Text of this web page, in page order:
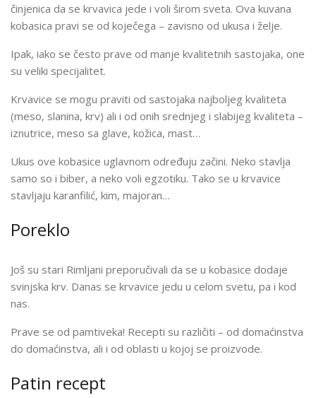
činjenica da se krvavica jede i voli širom sveta. Ova kuvana
kobasica pravi se od koječega – zavisno od ukusa i želje.
Ipak, iako se često prave od manje kvalitetnih sastojaka, one
su veliki specijalitet.
Krvavice se mogu praviti od sastojaka najboljeg kvaliteta
(meso, slanina, krv) ali i od onih srednjeg i slabijeg kvaliteta –
iznutrice, meso sa glave, kožica, mast…
Ukus ove kobasice uglavnom određuju začini. Neko stavlja
samo so i biber, a neko voli egzotiku. Tako se u krvavice
stavljaju karanfilić, kim, majoran…
Poreklo
Još su stari Rimljani preporučivali da se u kobasice dodaje
svinjska krv. Danas se krvavice jedu u celom svetu, pa i kod
nas.
Prave se od pamtiveka! Recepti su različiti – od domaćinstva
do domaćinstva, ali i od oblasti u kojoj se proizvode.
Patin recept